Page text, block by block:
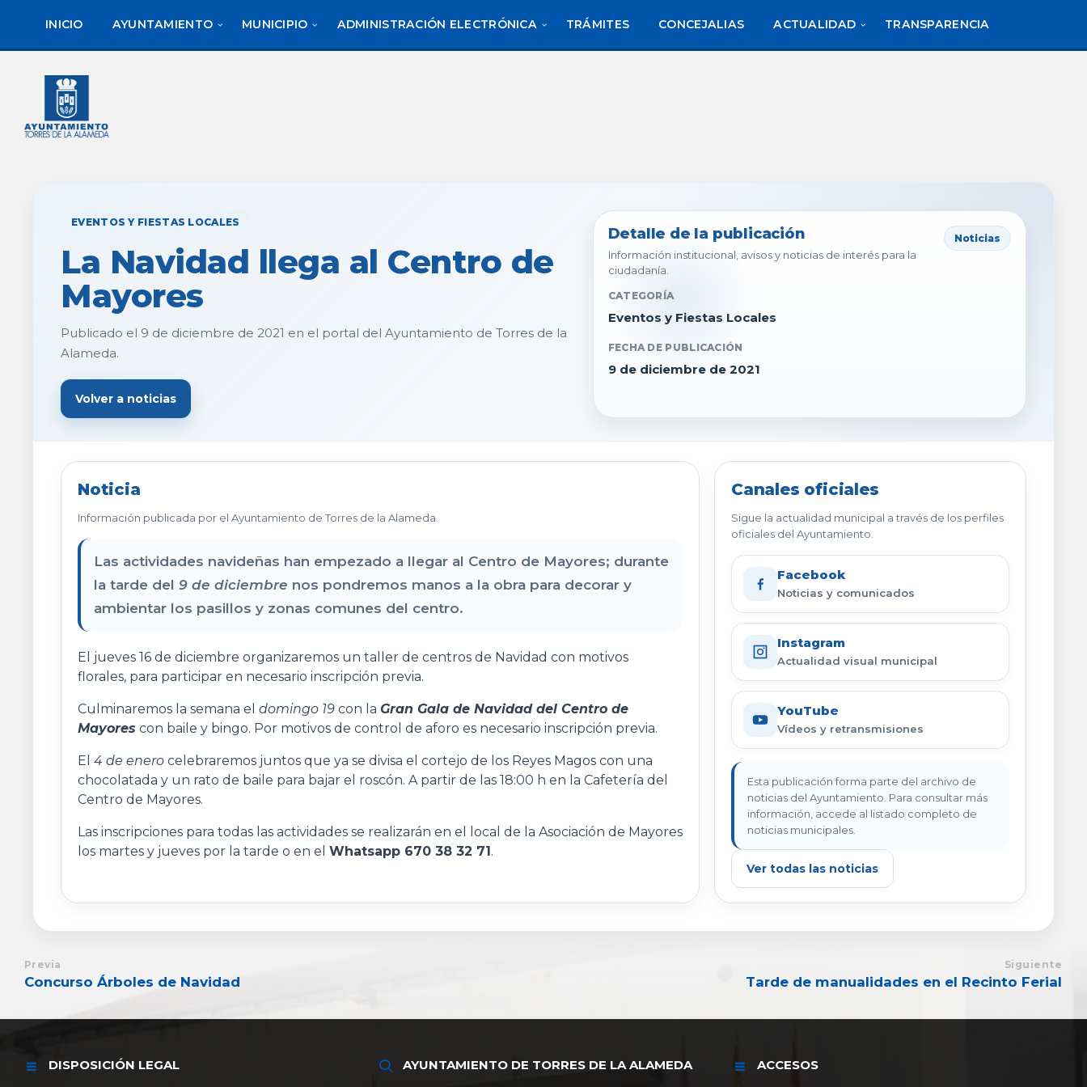
contenido
de
INICIO AYUNTAMIENTO MUNICIPIO ADMINISTRACIÓN ELECTRÓNICA TRÁMITES CONCEJALIAS ACTUALIDAD TRANSPARENCIA
EVENTOS Y FIESTAS LOCALES
La Navidad llega al Centro de
Mayores
Publicado el 9 de diciembre de 2021 en el portal del Ayuntamiento de Torres de la
Alameda.
Volver a noticias
Detalle de la publicación
Información institucional, avisos y noticias de interés para la
ciudadanía.
Noticias
CATEGORÍA
Eventos y Fiestas Locales
FECHA DE PUBLICACIÓN
9 de diciembre de 2021
Noticia
Información publicada por el Ayuntamiento de Torres de la Alameda.
Las actividades navideñas han empezado a llegar al Centro de Mayores; durante
la tarde del 9 de diciembre nos pondremos manos a la obra para decorar y
ambientar los pasillos y zonas comunes del centro.
El jueves 16 de diciembre organizaremos un taller de centros de Navidad con motivos
florales, para participar en necesario inscripción previa.
Culminaremos la semana el domingo 19 con la Gran Gala de Navidad del Centro de
Mayores con baile y bingo. Por motivos de control de aforo es necesario inscripción previa.
El 4 de enero celebraremos juntos que ya se divisa el cortejo de los Reyes Magos con una
chocolatada y un rato de baile para bajar el roscón. A partir de las 18:00 h en la Cafetería del
Centro de Mayores.
Las inscripciones para todas las actividades se realizarán en el local de la Asociación de Mayores
los martes y jueves por la tarde o en el Whatsapp 670 38 32 71.
Canales oficiales
Sigue la actualidad municipal a través de los perfiles
oficiales del Ayuntamiento.
Facebook
Noticias y comunicados
Instagram
Actualidad visual municipal
YouTube
Vídeos y retransmisiones
Esta publicación forma parte del archivo de
noticias del Ayuntamiento. Para consultar más
información, accede al listado completo de
noticias municipales.
Ver todas las noticias
Previa
Concurso Árboles de Navidad
Siguiente
Tarde de manualidades en el Recinto Ferial
DISPOSICIÓN LEGAL AYUNTAMIENTO DE TORRES DE LA ALAMEDA ACCESOS